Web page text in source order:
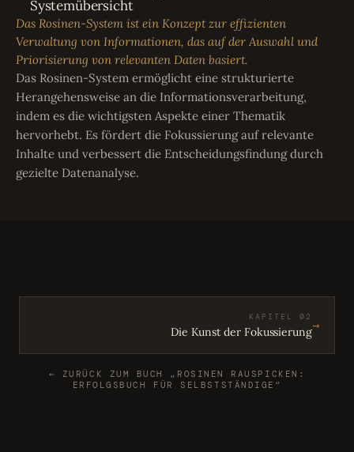
Systemübersicht
Das Rosinen-System ist ein Konzept zur effizienten
Verwaltung von Informationen, das auf der Auswahl und
Priorisierung von relevanten Daten basiert.
Das Rosinen-System ermöglicht eine strukturierte
Herangehensweise an die Informationsverarbeitung,
indem es die wichtigsten Aspekte einer Thematik
hervorhebt. Es fördert die Fokussierung auf relevante
Inhalte und verbessert die Entscheidungsfindung durch
gezielte Datenanalyse.
KAPITEL 02
Die Kunst der Fokussierung→
← ZURÜCK ZUM BUCH „ROSINEN RAUSPICKEN:
ERFOLGSBUCH FÜR SELBSTSTÄNDIGE“